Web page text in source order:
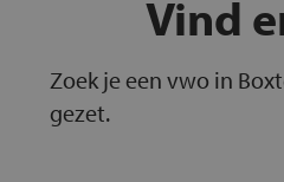
Vind
Zoek je een vwo in
gezet.